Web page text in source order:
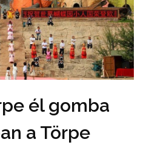
él gomba
a Törpe